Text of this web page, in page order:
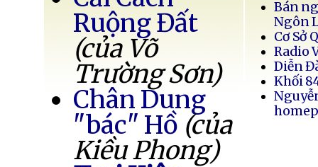
Ruộng Đất
(của Võ
Trường Sơn)
Chân Dung
"bác" Hồ (của
Kiều Phong)
Bán
Ngôn
Cơ Sở
Radio
Diễn
Khối